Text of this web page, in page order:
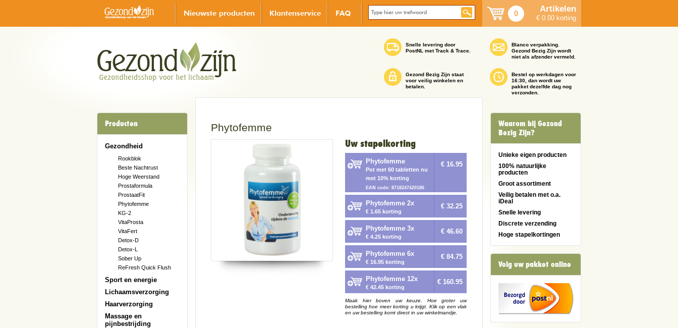
Nieuwste producten Klantenservice FAQ 0 Artikelen
€ 0.00 korting
Snelle levering door
PostNL met Track & Trace.
Gezond Bezig Zijn staat
voor veilig winkelen en
betalen.
Blanco verpakking.
Gezond Bezig Zijn wordt
niet als afzender vermeld.
Bestel op werkdagen voor
16:30, dan wordt uw
pakket dezelfde dag nog
verzonden.
Producten
Gezondheid
Rookblok
Beste Nachtrust
Hoge Weerstand
Prostaformula
ProstaatFit
Phytofemme
KG-2
VitaProsta
VitaFert
Detox-D
Detox-L
Sober Up
ReFresh Quick Flush
Sport en energie
Lichaamsverzorging
Haarverzorging
Massage en
pijnbestrijding
Phytofemme
Uw stapelkorting
Phytofemme
Pot met 60 tabletten nu
met 10% korting
EAN code: 8718247420186
€ 16.95
Phytofemme 2x
€ 1.65 korting
€ 32.25
Phytofemme 3x
€ 4.25 korting
€ 46.60
Phytofemme 6x
€ 16.95 korting
€ 84.75
Phytofemme 12x
€ 42.45 korting
€ 160.95
Maak hier boven uw keuze. Hoe groter uw
bestelling hoe meer korting u krijgt. Klik op een vlak
en uw bestelling komt direct in uw winkelmandje.
Waarom bij Gezond
Bezig Zijn?
Unieke eigen producten
100% natuurlijke
producten
Groot assortiment
Veilig betalen met o.a.
iDeal
Snelle levering
Discrete verzending
Hoge stapelkortingen
Volg uw pakket online